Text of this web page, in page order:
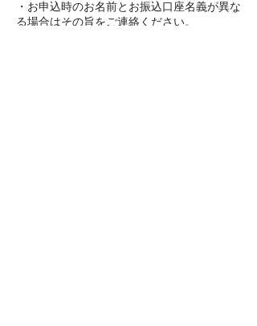
・お申込時のお名前とお振込口座名義が異な
る場合はその旨をご連絡ください。